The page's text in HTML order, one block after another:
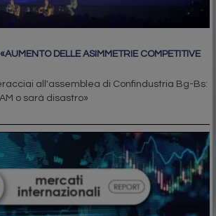
DELLE ASIMMETRIE COMPETITIVE
all'assemblea di Confindustria Bg-Bs:
o sarà disastro»